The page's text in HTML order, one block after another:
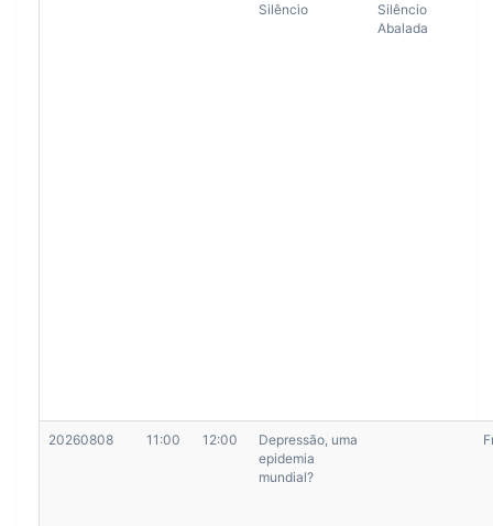
Silêncio
Silêncio
Abalada
20260808 11:00 12:00
Depressão, uma
epidemia
mundial?